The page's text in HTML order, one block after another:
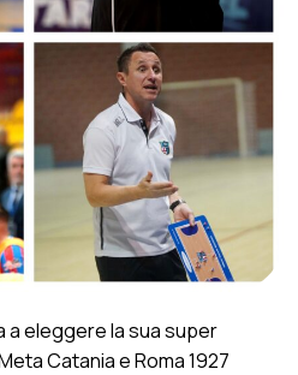
a eleggere la sua super
Catania e Roma 1927